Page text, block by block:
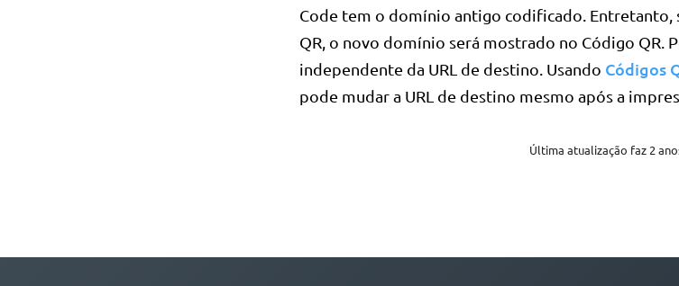
Code tem o domínio antigo codificado. Entretanto,
QR, o novo domínio será mostrado no Código QR.
independente da URL de destino. Usando Códigos
pode mudar a URL de destino mesmo após a
Última atualização faz 2